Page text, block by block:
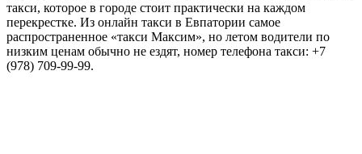
такси, которое в городе стоит практически на каждом
перекрестке. Из онлайн такси в Евпатории самое
распространенное «такси Максим», но летом водители по
низким ценам обычно не ездят, номер телефона такси: +7
(978) 709-99-99.